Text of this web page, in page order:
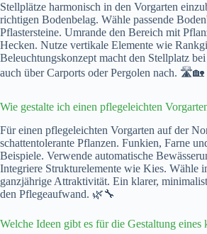
Stellplätze harmonisch in den Vorgarten
richtigen Bodenbelag. Wähle passende
Pflastersteine. Umrande den Bereich mit
Hecken. Nutze vertikale Elemente wie
Beleuchtungskonzept macht den Stellplatz
auch über Carports oder Pergolen nach. 🛣️🏡
Wie gestalte ich einen pflegeleichten
Für einen pflegeleichten Vorgarten auf der
schattentolerante Pflanzen. Funkien, Farne
Beispiele. Verwende automatische
Integriere Strukturelemente wie Kies. Wähle
ganzjährige Attraktivität. Ein klarer,
den Pflegeaufwand. 🌿🔧
Welche Ideen gibt es für die Gestaltung eines